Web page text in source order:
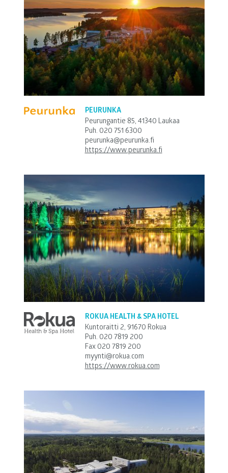
PEURUNKA
Peurungantie 85, 41340 Laukaa
Puh. 020 751 6300
peurunka@peurunka.fi
https://www.peurunka.fi
ROKUA HEALTH & SPA HOTEL
Kuntoraitti 2, 91670 Rokua
Puh. 020 7819 200
Fax 020 7819 200
myynti@rokua.com
https://www.rokua.com